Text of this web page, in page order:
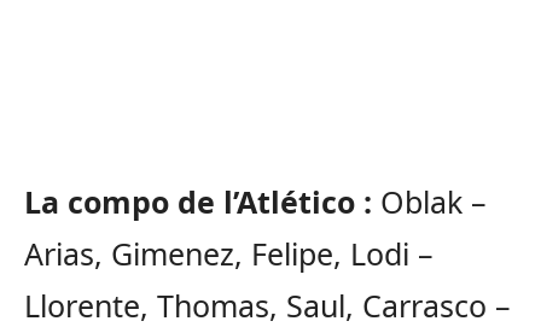
La compo de l’Atlético : Oblak –
Arias, Gimenez, Felipe, Lodi –
Llorente, Thomas, Saul, Carrasco –